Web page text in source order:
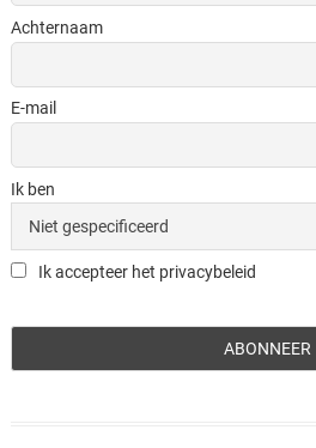
Achternaam
E-mail
Ik ben
Ik accepteer het privacybeleid